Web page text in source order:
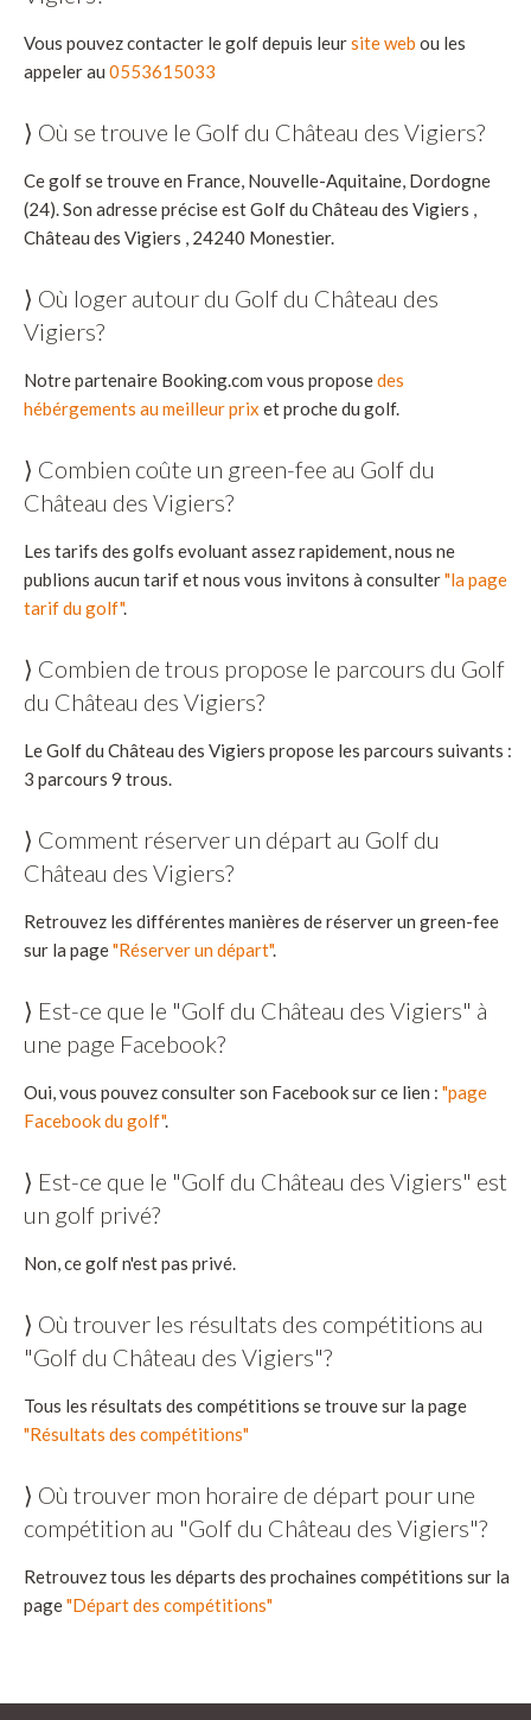
Vous pouvez contacter le golf depuis leursite web ou les
appeler au 0553615033
⟩ Où se trouve le Golf du Château des Vigiers?
Ce golf se trouve en France, Nouvelle-Aquitaine, Dordogne
(24). Son adresse précise est Golf du Château des Vigiers ,
Château des Vigiers , 24240 Monestier.
⟩ Où loger autour du Golf du Château des
Vigiers?
Notre partenaire Booking.com vous proposedes
hébérgements au meilleur prix et proche du golf.
⟩ Combien coûte un green-fee au Golf du
Château des Vigiers?
Les tarifs des golfs evoluant assez rapidement, nous ne
publions aucun tarif et nous vous invitons à consulter"la page
tarif du golf".
⟩ Combien de trous propose le parcours du Golf
du Château des Vigiers?
Le Golf du Château des Vigiers propose les parcours suivants :
3 parcours 9 trous.
⟩ Comment réserver un départ au Golf du
Château des Vigiers?
Retrouvez les différentes manières de réserver un green-fee
sur la page"Réserver un départ".
⟩ Est-ce que le "Golf du Château des Vigiers" à
une page Facebook?
Oui, vous pouvez consulter son Facebook sur ce lien : "page
Facebook du golf".
⟩ Est-ce que le "Golf du Château des Vigiers" est
un golf privé?
Non, ce golf n'est pas privé.
⟩ Où trouver les résultats des compétitions au
"Golf du Château des Vigiers"?
Tous les résultats des compétitions se trouve sur la page
"Résultats des compétitions"
⟩ Où trouver mon horaire de départ pour une
compétition au "Golf du Château des Vigiers"?
Retrouvez tous les départs des prochaines compétitions sur la
page"Départ des compétitions"